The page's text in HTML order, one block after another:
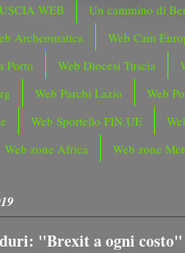
WEB Un cammino di
Archeomatica Web Cam
Porto
Web Diocesi Tuscia
Web Parchi Lazio Web
Web Sportello FIN.UE
Web zone Africa Web zone
"Brexit a ogni costo"